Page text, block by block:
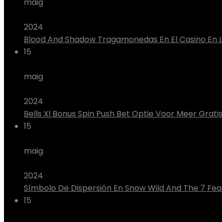
2024
Blood And Shadow Tragamonedas En El Casino En
15
maig
2024
Bells Xl Bonus Spin Push Bet Optie Voor Meer
15
maig
2024
Símbolo De Dispersión En Snow Wild And The 7
15